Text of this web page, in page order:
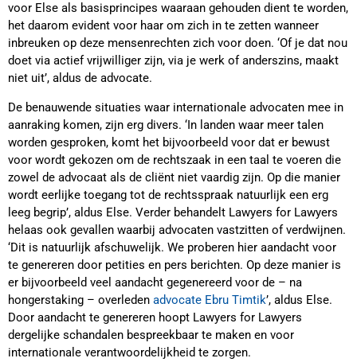
voor Else als basisprincipes waaraan gehouden dient te worden,
het daarom evident voor haar om zich in te zetten wanneer
inbreuken op deze mensenrechten zich voor doen. ‘Of je dat nou
doet via actief vrijwilliger zijn, via je werk of anderszins, maakt
niet uit’, aldus de advocate.
De benauwende situaties waar internationale advocaten mee in
aanraking komen, zijn erg divers. ‘In landen waar meer talen
worden gesproken, komt het bijvoorbeeld voor dat er bewust
voor wordt gekozen om de rechtszaak in een taal te voeren die
zowel de advocaat als de cliënt niet vaardig zijn. Op die manier
wordt eerlijke toegang tot de rechtsspraak natuurlijk een erg
leeg begrip’, aldus Else. Verder behandelt Lawyers for Lawyers
helaas ook gevallen waarbij advocaten vastzitten of verdwijnen.
‘Dit is natuurlijk afschuwelijk. We proberen hier aandacht voor
te genereren door petities en pers berichten. Op deze manier is
er bijvoorbeeld veel aandacht gegenereerd voor de – na
hongerstaking – overleden advocate Ebru Timtik’, aldus Else.
Door aandacht te genereren hoopt Lawyers for Lawyers
dergelijke schandalen bespreekbaar te maken en voor
internationale verantwoordelijkheid te zorgen.